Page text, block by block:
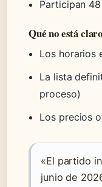
Participan
Qué no está claro
Los horarios
La lista
proceso)
Los precios
«El partido
junio de